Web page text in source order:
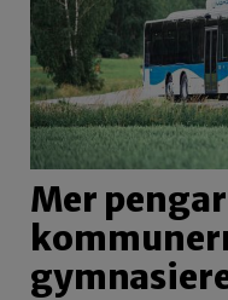
Mer pengar